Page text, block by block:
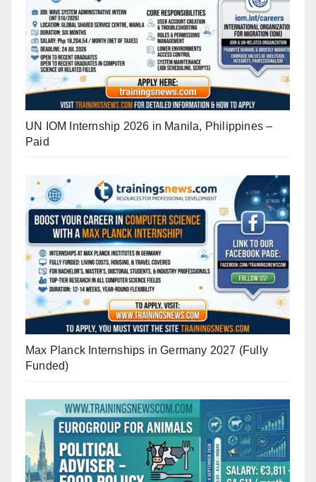
UN IOM Internship 2026 in Manila, Philippines –
Paid
Max Planck Internships in Germany 2027 (Fully
Funded)